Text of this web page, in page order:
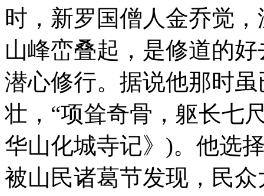
时，新罗国僧人金乔觉
山峰峦叠起，是修道的
潜心修行。据说他那时
壮，“项耸奇骨，躯长七
华山化城寺记》)。他选
被山民诸葛节发现，民